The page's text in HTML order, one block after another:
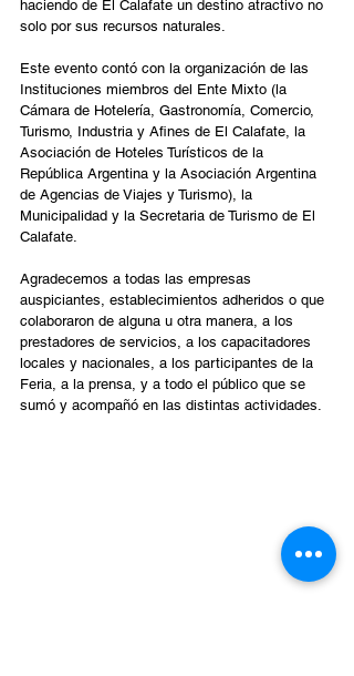
haciendo de El Calafate un destino atractivo no
solo por sus recursos naturales.
Este evento contó con la organización de las
Instituciones miembros del Ente Mixto (la
Cámara de Hotelería, Gastronomía, Comercio,
Turismo, Industria y Afines de El Calafate, la
Asociación de Hoteles Turísticos de la
República Argentina y la Asociación Argentina
de Agencias de Viajes y Turismo), la
Municipalidad y la Secretaria de Turismo de El
Calafate.
Agradecemos a todas las empresas
auspiciantes, establecimientos adheridos o que
colaboraron de alguna u otra manera, a los
prestadores de servicios, a los capacitadores
locales y nacionales, a los participantes de la
Feria, a la prensa, y a todo el público que se
sumó y acompañó en las distintas actividades.